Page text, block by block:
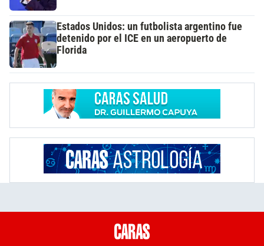
Estados Unidos: un futbolista argentino fue
detenido por el ICE en un aeropuerto de
Florida